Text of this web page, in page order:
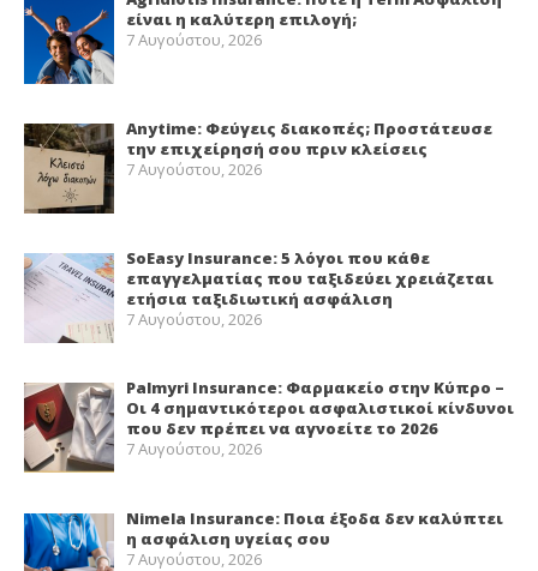
είναι η καλύτερη επιλογή;
7 Αυγούστου, 2026
Anytime: Φεύγεις διακοπές; Προστάτευσε
την επιχείρησή σου πριν κλείσεις
7 Αυγούστου, 2026
SoEasy Insurance: 5 λόγοι που κάθε
επαγγελματίας που ταξιδεύει χρειάζεται
ετήσια ταξιδιωτική ασφάλιση
7 Αυγούστου, 2026
Palmyri Insurance: Φαρμακείο στην Κύπρο –
Οι 4 σημαντικότεροι ασφαλιστικοί κίνδυνοι
που δεν πρέπει να αγνοείτε το 2026
7 Αυγούστου, 2026
Nimela Insurance: Ποια έξοδα δεν καλύπτει
η ασφάλιση υγείας σου
7 Αυγούστου, 2026